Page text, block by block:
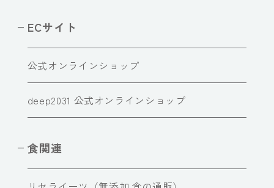
ECサイト
公式オンラインショップ
deep2031 公式オンラインショップ
食関連